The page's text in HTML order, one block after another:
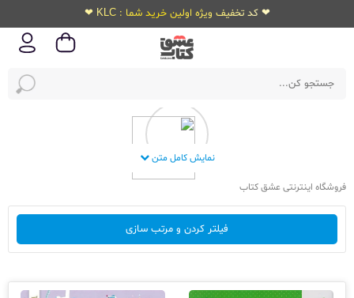
❤ کد تخفیف ویژه اولین خرید شما : KLC ❤
نمایش کامل متن
فروشگاه اینترنتی عشق کتاب
فیلتر کردن و مرتب سازی